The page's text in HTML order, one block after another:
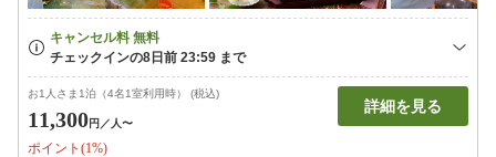
お1人さま1泊（4名1室利用時） (税込)
11,300円 ／人〜
ポイント(1%)
詳細を見る